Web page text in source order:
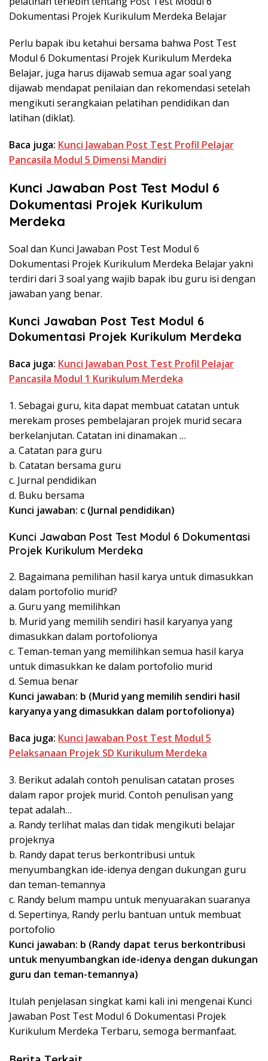
Dokumentasi Projek Kurikulum Merdeka Belajar
Perlu bapak ibu ketahui bersama bahwa Post Test
Modul 6 Dokumentasi Projek Kurikulum Merdeka
Belajar, juga harus dijawab semua agar soal yang
dijawab mendapat penilaian dan rekomendasi setelah
mengikuti serangkaian pelatihan pendidikan dan
latihan (diklat).
Baca juga: Kunci Jawaban Post Test Profil Pelajar
Pancasila Modul 5 Dimensi Mandiri
Kunci Jawaban Post Test Modul 6
Dokumentasi Projek Kurikulum
Merdeka
Soal dan Kunci Jawaban Post Test Modul 6
Dokumentasi Projek Kurikulum Merdeka Belajar yakni
terdiri dari 3 soal yang wajib bapak ibu guru isi dengan
jawaban yang benar.
Kunci Jawaban Post Test Modul 6
Dokumentasi Projek Kurikulum Merdeka
Baca juga: Kunci Jawaban Post Test Profil Pelajar
Pancasila Modul 1 Kurikulum Merdeka
1. Sebagai guru, kita dapat membuat catatan untuk
merekam proses pembelajaran projek murid secara
berkelanjutan. Catatan ini dinamakan …
a. Catatan para guru
b. Catatan bersama guru
c. Jurnal pendidikan
d. Buku bersama
Kunci jawaban: c (Jurnal pendidikan)
Kunci Jawaban Post Test Modul 6 Dokumentasi
Projek Kurikulum Merdeka
2. Bagaimana pemilihan hasil karya untuk dimasukkan
dalam portofolio murid?
a. Guru yang memilihkan
b. Murid yang memilih sendiri hasil karyanya yang
dimasukkan dalam portofolionya
c. Teman-teman yang memilihkan semua hasil karya
untuk dimasukkan ke dalam portofolio murid
d. Semua benar
Kunci jawaban: b (Murid yang memilih sendiri hasil
karyanya yang dimasukkan dalam portofolionya)
Baca juga: Kunci Jawaban Post Test Modul 5
Pelaksanaan Projek SD Kurikulum Merdeka
3. Berikut adalah contoh penulisan catatan proses
dalam rapor projek murid. Contoh penulisan yang
tepat adalah…
a. Randy terlihat malas dan tidak mengikuti belajar
projeknya
b. Randy dapat terus berkontribusi untuk
menyumbangkan ide-idenya dengan dukungan guru
dan teman-temannya
c. Randy belum mampu untuk menyuarakan suaranya
d. Sepertinya, Randy perlu bantuan untuk membuat
portofolio
Kunci jawaban: b (Randy dapat terus berkontribusi
untuk menyumbangkan ide-idenya dengan dukungan
guru dan teman-temannya)
Itulah penjelasan singkat kami kali ini mengenai Kunci
Jawaban Post Test Modul 6 Dokumentasi Projek
Kurikulum Merdeka Terbaru, semoga bermanfaat.